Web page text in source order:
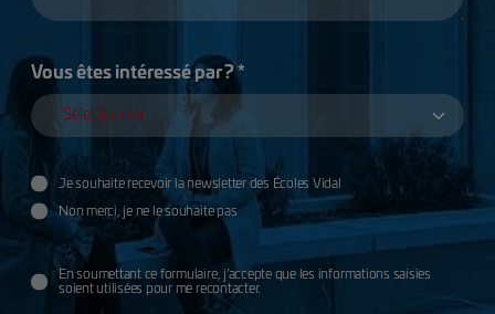
Vous êtes intéressé par ? *
Utilisation des données
Je souhaite recevoir la newsletter des Écoles Vidal
Non merci, je ne le souhaite pas
données
En soumettant ce formulaire, j’accepte que les informations saisies
soient utilisées pour me recontacter.